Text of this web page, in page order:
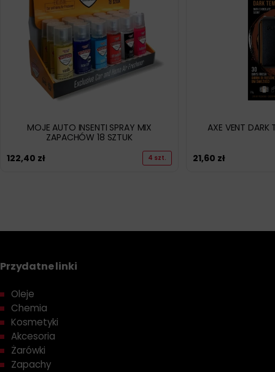
MOJE AUTO INSENTI SPRAY MIX
ZAPACHÓW 18 SZTUK
122,40 zł 4 szt.
AXE VENT
21,60 zł
Przydatne linki
Oleje
Chemia
Kosmetyki
Akcesoria
Żarówki
Zapachy